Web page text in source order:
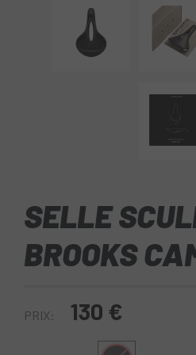
SELLE
BROOKS
PRIX: 130 €